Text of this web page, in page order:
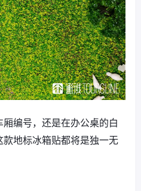
编号，还是在办公桌的白
地标冰箱贴都将是独一无